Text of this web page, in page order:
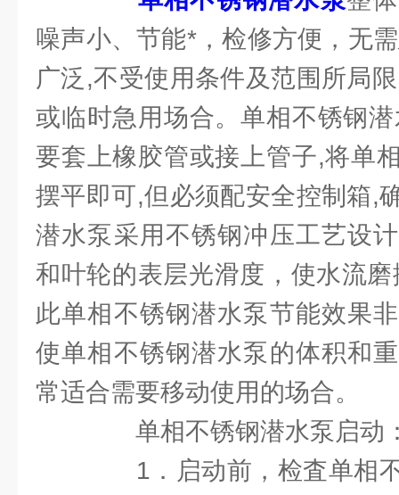
噪声小、节能*，检修方便，无
广泛,不受使用条件及范围所局
或临时急用场合。单相不锈钢
要套上橡胶管或接上管子,将单
摆平即可,但必须配安全控制箱,
潜水泵采用不锈钢冲压工艺设
和叶轮的表层光滑度，使水流
此单相不锈钢潜水泵节能效果
使单相不锈钢潜水泵的体积和
常适合需要移动使用的场合。
单相不锈钢潜水泵启动
1．启动前，检査单相不